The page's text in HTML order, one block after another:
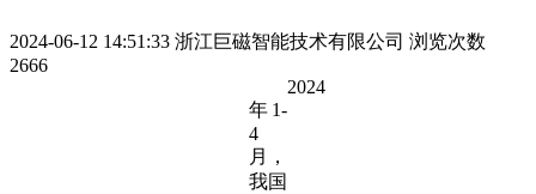
2024-06-12 14:51:33 浙江巨磁智能技术有限公司 浏览次数
2666
2024
年1-
4
月，
我国